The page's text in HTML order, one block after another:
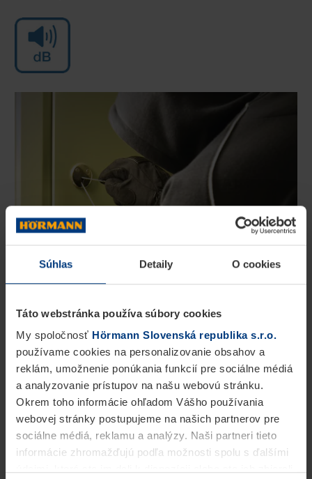
Súhlas Detaily O cookies
Táto webstránka používa súbory cookies
My spoločnosť Hörmann Slovenská republika s.r.o.
používame cookies na personalizovanie obsahov a
reklám, umožnenie ponúkania funkcií pre sociálne médiá
a analyzovanie prístupov na našu webovú stránku.
Okrem toho informácie ohľadom Vášho používania
webovej stránky postupujeme na našich partnerov pre
sociálne médiá, reklamu a analýzy. Naši partneri tieto
informácie zhromažďujú podľa možnosti spolu s ďalšími
Bezpečnostné dvere
Bezpečnosť nadovšetko! Dvere brániace vlámaniu
firmy Hörmann sa od roku 1999 skúšajú a
certifikujú podľa európskych noriem DIN ENV 1627
až 1630. 2-krídlové bezpečnostné dvere v triede
odolnosti voči vetru RC 3 s plne panikovou funkciou